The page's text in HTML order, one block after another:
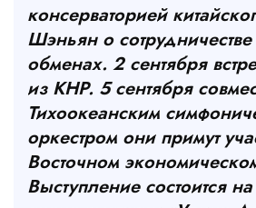
консерваторией
Шэньян о
обменах. 2 сентября
из КНР. 5 сентября
Тихоокеанским
оркестром они примут
Восточном
Выступление состоится